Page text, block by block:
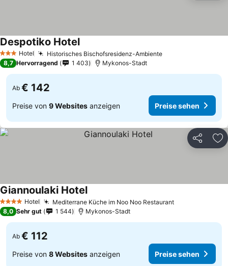
3 SterneHotel Historisches Bischofsresidenz-AmbientePreise sehen
Despotiko HotelPreise sehen
8,7 Hervorragend 1 403 Mykonos-Stadt
Ab € 142
Preise von 9 Websites anzeigen Preise sehen
Teilen
4 Sterne Hotel Mediterrane Küche im Noo Noo RestaurantPreise sehen
Giannoulaki HotelPreise sehen
8,0 Sehr gut 1 544 Mykonos-Stadt
Ab € 112
Preise von 8 Websites anzeigen Preise sehen